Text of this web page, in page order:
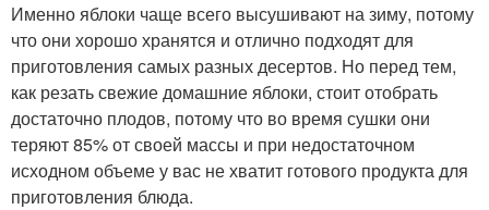
Именно яблоки чаще всего высушивают на зиму, потому
что они хорошо хранятся и отлично подходят для
приготовления самых разных десертов. Но перед тем,
как резать свежие домашние яблоки, стоит отобрать
достаточно плодов, потому что во время сушки они
теряют 85% от своей массы и при недостаточном
исходном объеме у вас не хватит готового продукта для
приготовления блюда.